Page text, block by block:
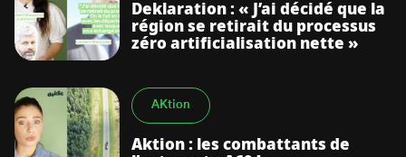
Deklaration : « J’ai décidé que la
région se retirait du processus
zéro artificialisation nette »
AKtion
Aktion : les combattants de